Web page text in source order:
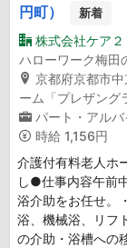
円町）
新着
株式会社ケア２
ハローワーク梅田
京都府京都市
ーム「プレザング
パート・アルバ
時給 1,156円
介護付有料老人ホ
し●仕事内容午前
浴介助をお任せ。
浴、機械浴、リフ
の介助・浴槽への